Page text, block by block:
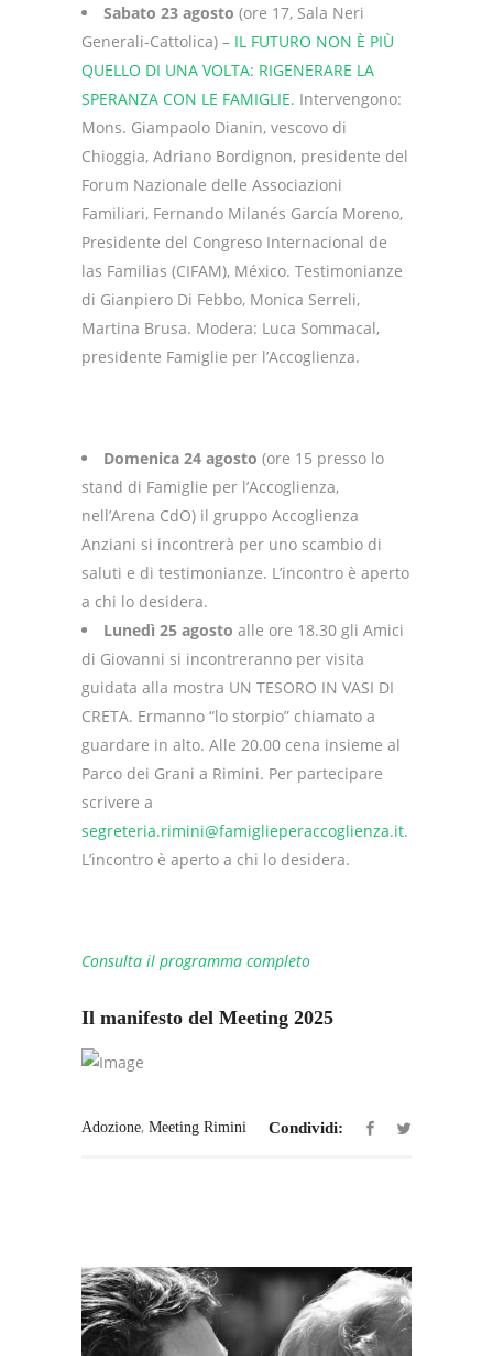
Sabato 23 agosto (ore 17, Sala Neri
Generali-Cattolica) – IL FUTURO NON È PIÙ
QUELLO DI UNA VOLTA: RIGENERARE LA
SPERANZA CON LE FAMIGLIE. Intervengono:
Mons. Giampaolo Dianin, vescovo di
Chioggia, Adriano Bordignon, presidente del
Forum Nazionale delle Associazioni
Familiari, Fernando Milanés García Moreno,
Presidente del Congreso Internacional de
las Familias (CIFAM), México. Testimonianze
di Gianpiero Di Febbo, Monica Serreli,
Martina Brusa. Modera: Luca Sommacal,
presidente Famiglie per l’Accoglienza.
Domenica 24 agosto (ore 15 presso lo
stand di Famiglie per l’Accoglienza,
nell’Arena CdO) il gruppo Accoglienza
Anziani si incontrerà per uno scambio di
saluti e di testimonianze. L’incontro è aperto
a chi lo desidera.
Lunedì 25 agosto alle ore 18.30 gli Amici
di Giovanni si incontreranno per visita
guidata alla mostra UN TESORO IN VASI DI
CRETA. Ermanno “lo storpio” chiamato a
guardare in alto. Alle 20.00 cena insieme al
Parco dei Grani a Rimini. Per partecipare
scrivere a
segreteria.rimini@famiglieperaccoglienza.it.
L’incontro è aperto a chi lo desidera.
Consulta il programma completo
Il manifesto del Meeting 2025
Adozione, Meeting Rimini Condividi: